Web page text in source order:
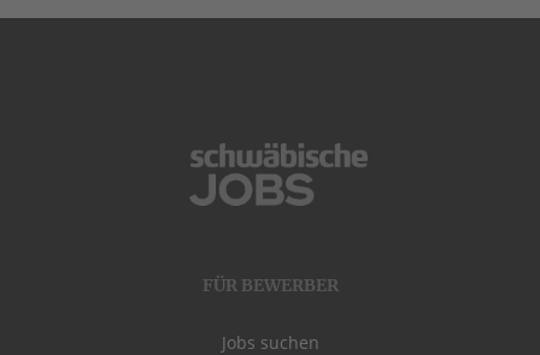
FÜR BEWERBER
Jobs suchen